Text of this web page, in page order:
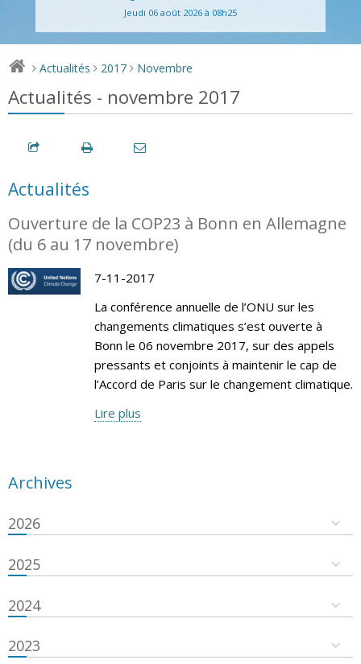
Jeudi 06 août 2026 à 08h25
> Actualités > 2017 > Novembre
Actualités - novembre 2017
Actualités
Ouverture de la COP23 à Bonn en Allemagne
(du 6 au 17 novembre)
7-11-2017
La conférence annuelle de l’ONU sur les
changements climatiques s’est ouverte à
Bonn le 06 novembre 2017, sur des appels
pressants et conjoints à maintenir le cap de
l’Accord de Paris sur le changement climatique.
Lire plus
Archives
2026
2025
2024
2023